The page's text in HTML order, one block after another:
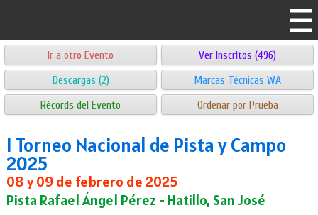
Ir a otro Evento
Ver Inscritos (496)
Descargas (2)
Marcas Técnicas WA
Récords del Evento
Ordenar por Prueba
I Torneo Nacional de Pista y Campo
2025
08 y 09 de febrero de 2025
Pista Rafael Ángel Pérez - Hatillo, San José